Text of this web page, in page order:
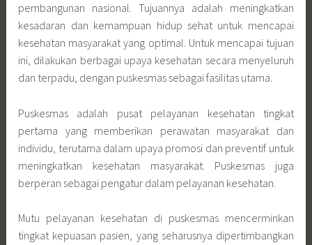
pembangunan nasional. Tujuannya adalah meningkatkan
kesadaran dan kemampuan hidup sehat untuk mencapai
kesehatan masyarakat yang optimal. Untuk mencapai tujuan
ini, dilakukan berbagai upaya kesehatan secara menyeluruh
dan terpadu, dengan puskesmas sebagai fasilitas utama.
Puskesmas adalah pusat pelayanan kesehatan tingkat
pertama yang memberikan perawatan masyarakat dan
individu, terutama dalam upaya promosi dan preventif untuk
meningkatkan kesehatan masyarakat. Puskesmas juga
berperan sebagai pengatur dalam pelayanan kesehatan.
Mutu pelayanan kesehatan di puskesmas mencerminkan
tingkat kepuasan pasien, yang seharusnya dipertimbangkan